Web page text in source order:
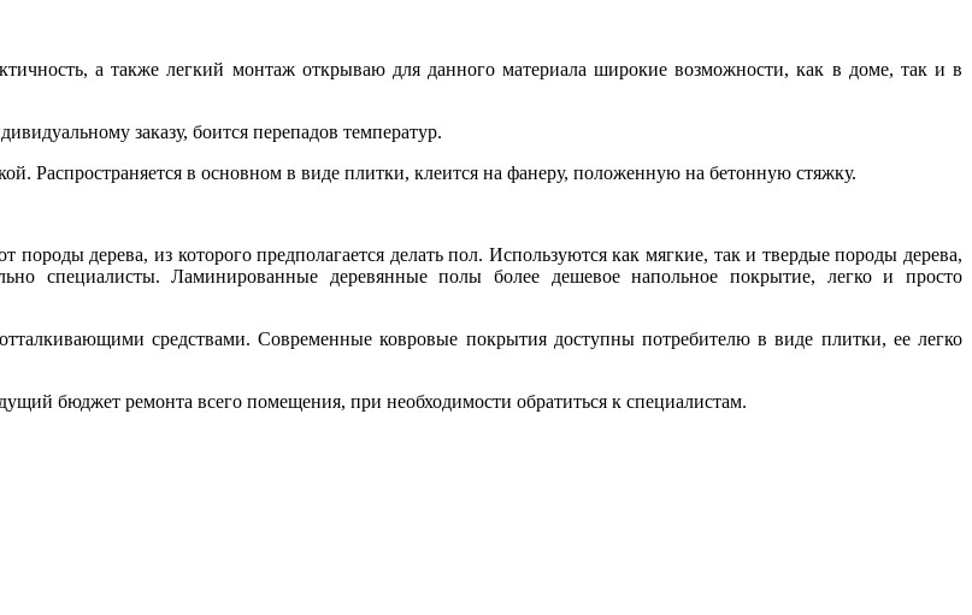
а также легкий монтаж открываю для данного материала широкие возможности, как в доме, так и в
заказу, боится перепадов температур.
Распространяется в основном в виде плитки, клеится на фанеру, положенную на бетонную стяжку.
дерева, из которого предполагается делать пол. Используются как мягкие, так и твердые породы дерева,
специалисты. Ламинированные деревянные полы более дешевое напольное покрытие, легко и просто
средствами. Современные ковровые покрытия доступны потребителю в виде плитки, ее легко
бюджет ремонта всего помещения, при необходимости обратиться к специалистам.